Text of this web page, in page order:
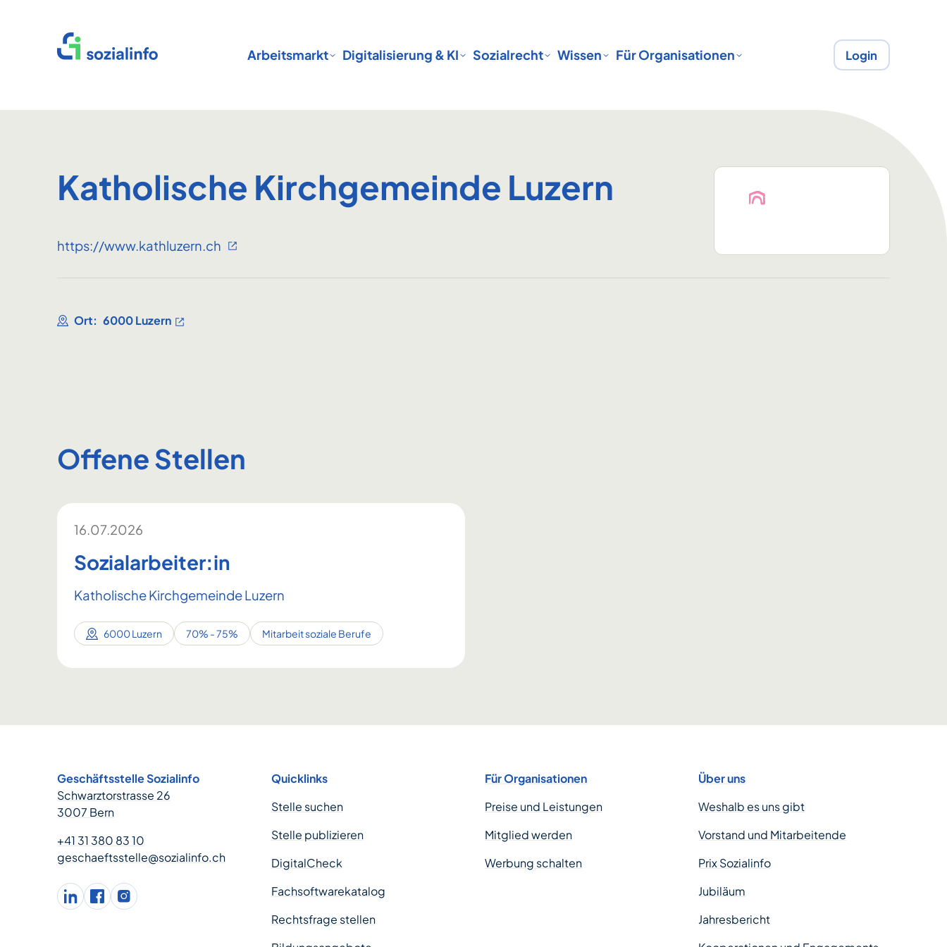
Startseite
Arbeitsmarkt Digitalisierung & KI Sozialrecht Wissen Für Organisationen Login
Katholische Kirchgemeinde Luzern
https://www.kathluzern.ch
Ort: 6000 Luzern
Offene Stellen
16.07.2026
Sozialarbeiter:in
Katholische Kirchgemeinde Luzern
6000 Luzern 70% - 75% Mitarbeit soziale Berufe
Geschäftsstelle Sozialinfo
Schwarztorstrasse 26
3007 Bern
+41 31 380 83 10
geschaeftsstelle@sozialinfo.ch
LinkedInfacebookInstagram
Quicklinks
Stelle suchen
Stelle publizieren
DigitalCheck
Fachsoftwarekatalog
Rechtsfrage stellen
Für Organisationen
Preise und Leistungen
Mitglied werden
Werbung schalten
Über uns
Weshalb es uns gibt
Vorstand und Mitarbeitende
Prix Sozialinfo
Jubiläum
Jahresbericht